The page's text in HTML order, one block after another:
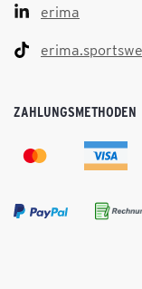
erima
ZAHLUNGSMETHODEN